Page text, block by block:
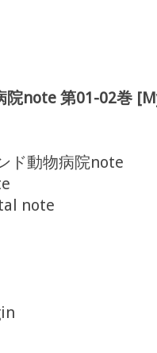
院note 第01-02巻
ド動物病院note
note